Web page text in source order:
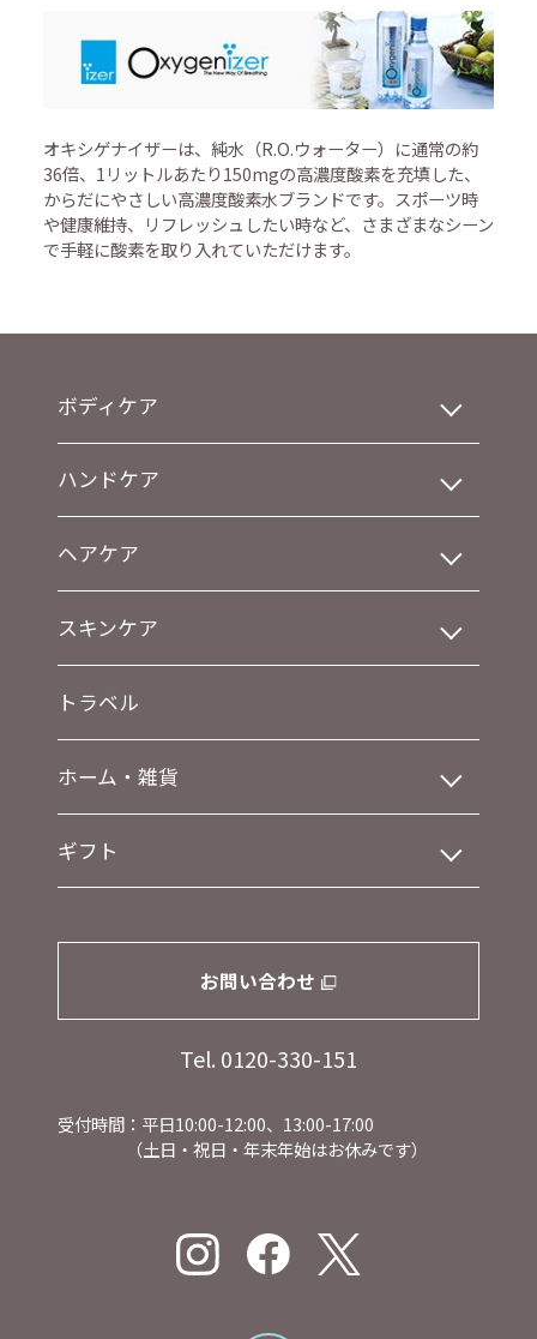
オキシゲナイザーは、純水（R.O.ウォーター）に通常の約
36倍、1リットルあたり150mgの高濃度酸素を充填した、
からだにやさしい高濃度酸素水ブランドです。スポーツ時
や健康維持、リフレッシュしたい時など、さまざまなシーン
で手軽に酸素を取り入れていただけます。
ボディケア
ハンドケア
ヘアケア
スキンケア
トラベル
ホーム・雑貨
ギフト
お問い合わせ
Tel. 0120-330-151
受付時間：平日10:00-12:00、13:00-17:00
（土日・祝日・年末年始はお休みです）